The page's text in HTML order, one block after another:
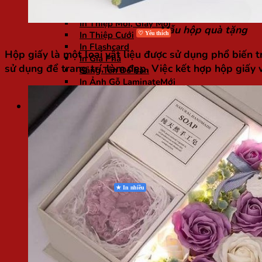
In Thiệp Mời, Giấy Mời
In Thiệp Cưới
In Flashcard
In Gia Phả
Bảng Tên Để Bàn
In Ảnh Gỗ Laminate
In Đồ Án
Bảng giá
BẢNG GIÁ IN NHANH
Card Visit
Thiệp Mời
Voucher
Tờ Gấp
Tờ Rơi
Lịch Tết
Catalogue
Phong Bì
Kẹp File
Thẻ Nhựa
Lì Xì
Mẫu hộp quà tặng
Hộp giấy là một loại vật liệu được sử dụng phổ biến
sử dụng để trang trí, làm đẹp. Việc kết hợp hộp giấy